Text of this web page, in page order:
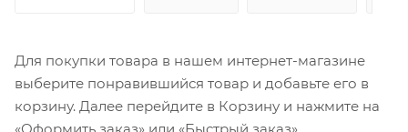
Для покупки товара в нашем интернет-магазине
выберите понравившийся товар и добавьте его в
корзину. Далее перейдите в Корзину и нажмите на